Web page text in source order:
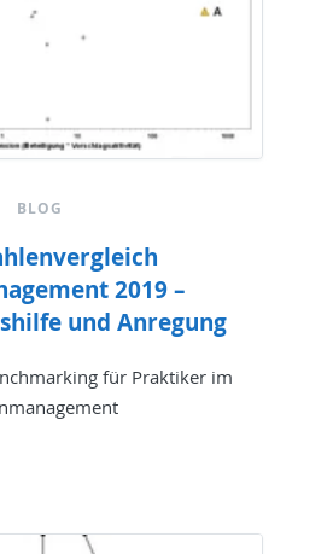
BLOG
2019 –
und Anregung
für Praktiker im